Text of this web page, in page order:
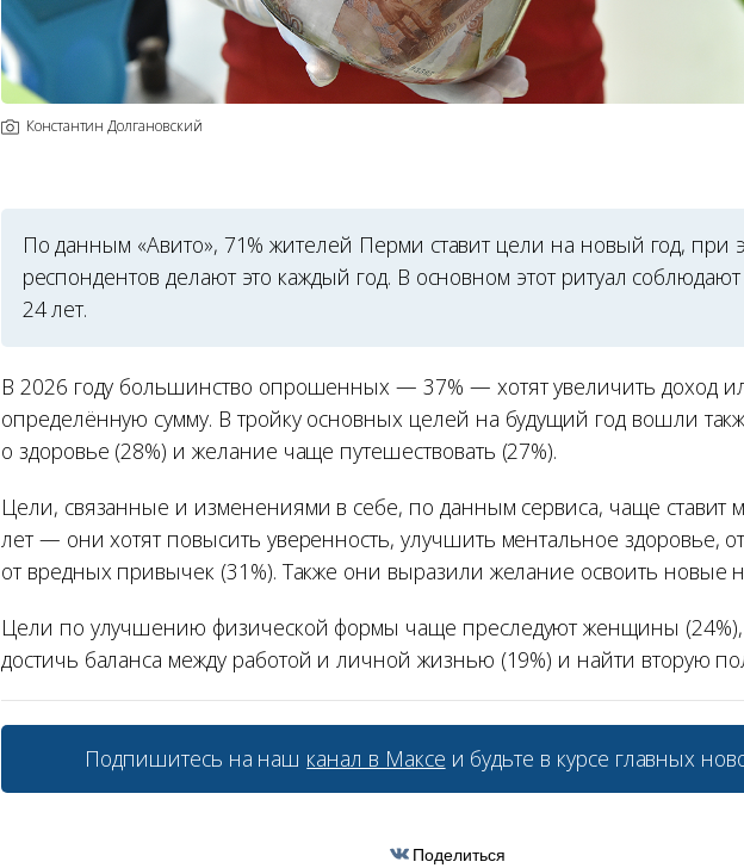
Константин Долгановский
По данным «Авито», 71% жителей Перми ставит цели на новый год, при
респондентов делают это каждый год. В основном этот ритуал
24 лет.
В 2026 году большинство опрошенных — 37% — хотят увеличить доход
определённую сумму. В тройку основных целей на будущий год вошли
о здоровье (28%) и желание чаще путешествовать (27%).
Цели, связанные и изменениями в себе, по данным сервиса, чаще ставит
лет — они хотят повысить уверенность, улучшить ментальное здоровье,
от вредных привычек (31%). Также они выразили желание освоить новые
Цели по улучшению физической формы чаще преследуют женщины
достичь баланса между работой и личной жизнью (19%) и найти вторую
Подпишитесь на наш канал в Максе и будьте в курсе главных
Поделиться